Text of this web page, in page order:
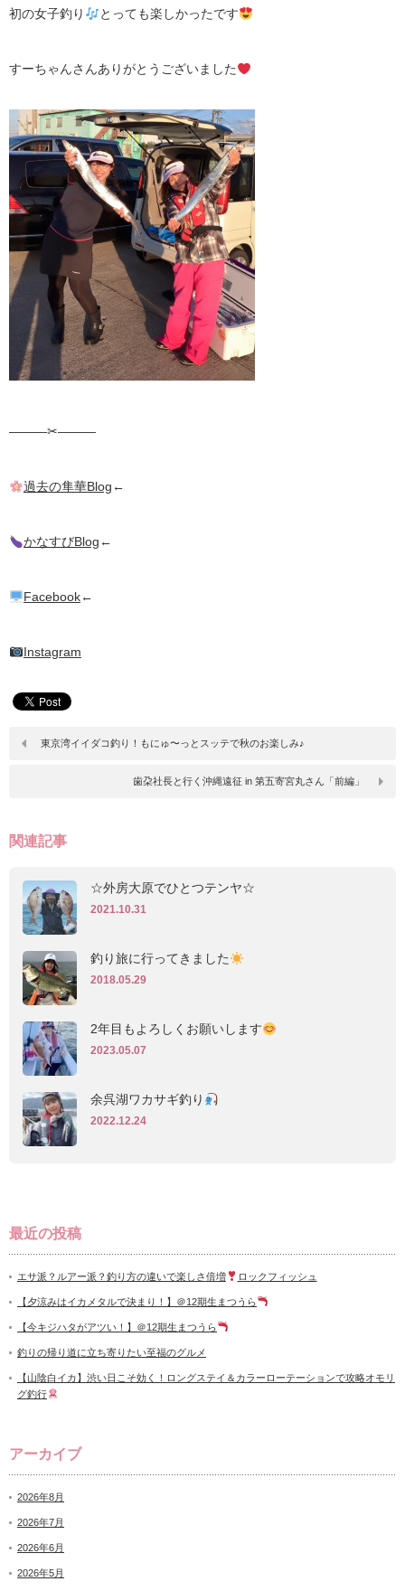
初の女子釣り とっても楽しかったです
すーちゃんさんありがとうございました
———✂︎———
過去の隼華Blog ←
かなすびBlog ←
Facebook←
Instagram
東京湾イイダコ釣り！もにゅ〜っとスッテで秋のお楽しみ♪
歯朶社長と行く沖縄遠征 in 第五寄宮丸さん「前編」
関連記事
☆外房大原でひとつテンヤ☆
2021.10.31
釣り旅に行ってきました
2018.05.29
2年目もよろしくお願いします
2023.05.07
余呉湖ワカサギ釣り
2022.12.24
最近の投稿
エサ派？ルアー派？釣り方の違いで楽しさ倍増 ロックフィッシュ
【夕涼みはイカメタルで決まり！】＠12期生まつうら
【今キジハタがアツい！】＠12期生まつうら
釣りの帰り道に立ち寄りたい至福のグルメ
【山陰白イカ】渋い日こそ効く！ロングステイ＆カラーローテーションで攻略オモリ
グ釣行
アーカイブ
2026年8月
2026年7月
2026年6月
2026年5月